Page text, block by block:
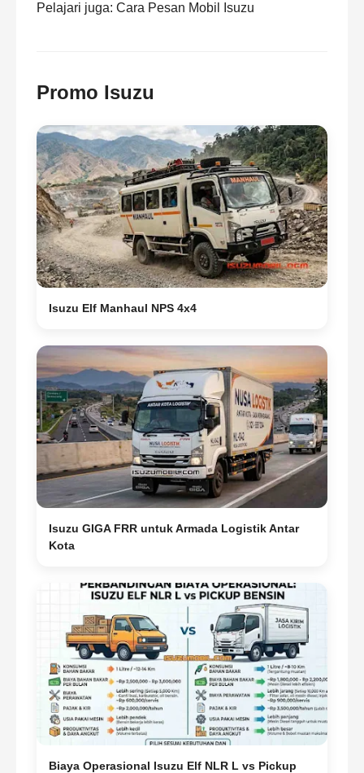
Pelajari juga: Cara Pesan Mobil Isuzu
Promo Isuzu
Isuzu Elf Manhaul NPS 4x4
Isuzu GIGA FRR untuk Armada Logistik Antar
Kota
Biaya Operasional Isuzu Elf NLR L vs Pickup